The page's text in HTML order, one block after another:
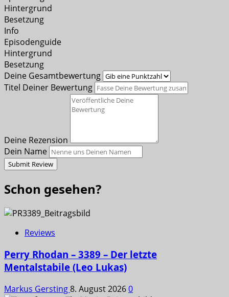
Hintergrund
Besetzung
Info
Episodenguide
Hintergrund
Besetzung
Deine Gesamtbewertung
Titel Deiner Bewertung
Deine Rezension
Dein Name
Submit Review
Schon gesehen?
Reviews
Perry Rhodan – 3389 – Der letzte
Mentalstabile (Leo Lukas)
Markus Gersting8. August 20260